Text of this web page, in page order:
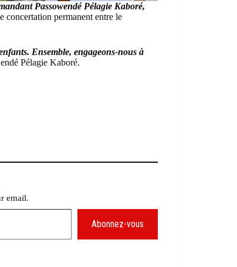
Passowendé Pélagie Kaboré,
concertation permanent entre le
Ensemble, engageons-nous à
Pélagie Kaboré.
email.
Abonnez-vous